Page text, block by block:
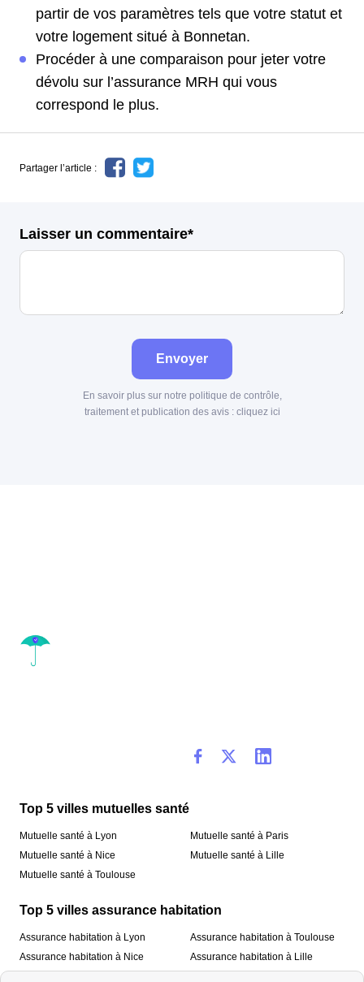
partir de vos paramètres tels que votre statut et
votre logement situé à Bonnetan.
Procéder à une comparaison pour jeter votre
dévolu sur l’assurance MRH qui vous
correspond le plus.
Partager l’article :
Laisser un commentaire*
Envoyer
En savoir plus sur notre politique de contrôle,
traitement et publication des avis : cliquez ici
Top 5 villes mutuelles santé
Mutuelle santé à Lyon
Mutuelle santé à Nice
Mutuelle santé à Toulouse
Mutuelle santé à Paris
Mutuelle santé à Lille
Top 5 villes assurance habitation
Assurance habitation à Lyon
Assurance habitation à Nice
Assurance habitation à Toulouse
Assurance habitation à Lille